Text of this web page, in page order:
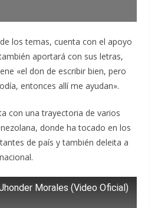
los temas, cuenta con el apoyo
aportará con sus letras,
«el don de escribir bien, pero
entonces allí me ayudan».
con una trayectoria de varios
donde ha tocado en los
de país y también deleita a
Morales (Video Oficial)